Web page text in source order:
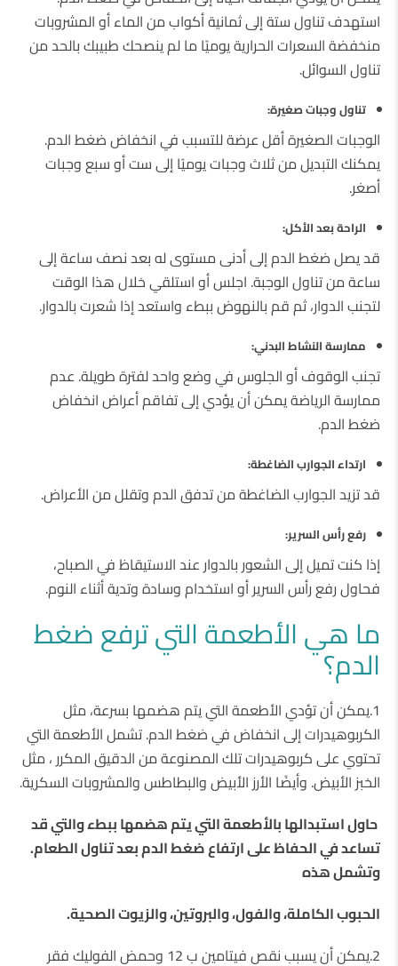
استهدف تناول ستة إلى ثمانية أكواب من الماء أو المشروبات
منخفضة السعرات الحرارية يوميًا ما لم ينصحك طبيبك بالحد من
تناول السوائل.
تناول وجبات صغيرة:
الوجبات الصغيرة أقل عرضة للتسبب في انخفاض ضغط الدم.
يمكنك التبديل من ثلاث وجبات يوميًا إلى ست أو سبع وجبات
أصغر.
الراحة بعد الأكل:
قد يصل ضغط الدم إلى أدنى مستوى له بعد نصف ساعة إلى
ساعة من تناول الوجبة. اجلس أو استلقي خلال هذا الوقت
لتجنب الدوار، ثم قم بالنهوض ببطء واستعد إذا شعرت بالدوار.
ممارسة النشاط البدني:
تجنب الوقوف أو الجلوس في وضع واحد لفترة طويلة. عدم
ممارسة الرياضة يمكن أن يؤدي إلى تفاقم أعراض انخفاض
ضغط الدم.
ارتداء الجوارب الضاغطة:
قد تزيد الجوارب الضاغطة من تدفق الدم وتقلل من الأعراض.
رفع رأس السرير:
إذا كنت تميل إلى الشعور بالدوار عند الاستيقاظ في الصباح،
فحاول رفع رأس السرير أو استخدام وسادة وتدية أثناء النوم.
ما هي الأطعمة التي ترفع ضغط
الدم؟
1.يمكن أن تؤدي الأطعمة التي يتم هضمها بسرعة، مثل
الكربوهيدرات إلى انخفاض في ضغط الدم. تشمل الأطعمة التي
تحتوي على كربوهيدرات تلك المصنوعة من الدقيق المكرر ، مثل
الخبز الأبيض. وأيضًا الأرز الأبيض والبطاطس والمشروبات السكرية.
حاول استبدالها بالأطعمة التي يتم هضمها ببطء والتي قد
تساعد في الحفاظ على ارتفاع ضغط الدم بعد تناول الطعام.
وتشمل هذه
الحبوب الكاملة، والفول، والبروتين، والزيوت الصحية.
2.يمكن أن يسبب نقص فيتامين ب 12 وحمض الفوليك فقر